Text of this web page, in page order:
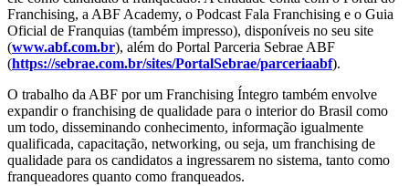
Franchising, a ABF Academy, o Podcast Fala Franchising e o Guia
Oficial de Franquias (também impresso), disponíveis no seu site
(www.abf.com.br), além do Portal Parceria Sebrae ABF
(https://sebrae.com.br/sites/PortalSebrae/parceriaabf).
O trabalho da ABF por um Franchising Íntegro também envolve
expandir o franchising de qualidade para o interior do Brasil como
um todo, disseminando conhecimento, informação igualmente
qualificada, capacitação, networking, ou seja, um franchising de
qualidade para os candidatos a ingressarem no sistema, tanto como
franqueadores quanto como franqueados.